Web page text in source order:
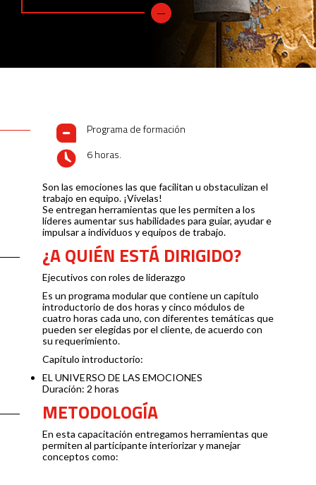
Programa de formación
6 horas.
Son las emociones las que facilitan u obstaculizan el
trabajo en equipo. ¡Vívelas!
Se entregan herramientas que les permiten a los
líderes aumentar sus habilidades para guiar, ayudar e
impulsar a individuos y equipos de trabajo.
¿A QUIÉN ESTÁ DIRIGIDO?
Ejecutivos con roles de liderazgo
Es un programa modular que contiene un capítulo
introductorio de dos horas y cinco módulos de
cuatro horas cada uno, con diferentes temáticas que
pueden ser elegidas por el cliente, de acuerdo con
su requerimiento.
Capítulo introductorio:
EL UNIVERSO DE LAS EMOCIONES
Duración: 2 horas
METODOLOGÍA
En esta capacitación entregamos herramientas que
permiten al participante interiorizar y manejar
conceptos como: